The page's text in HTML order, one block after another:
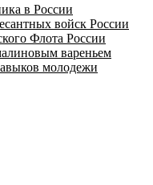
в России
войск России
Флота России
вареньем
молодежи